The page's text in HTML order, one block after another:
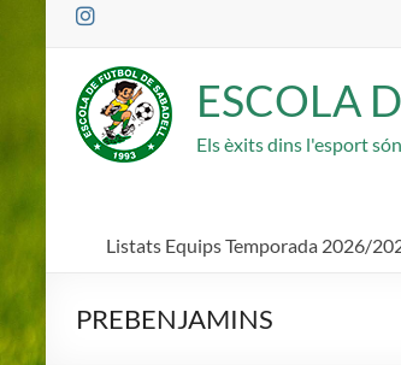
Saltar
ESCOLA
Els èxits dins l'esport
Listats Equips Temporada 2026/
PREBENJAMINS